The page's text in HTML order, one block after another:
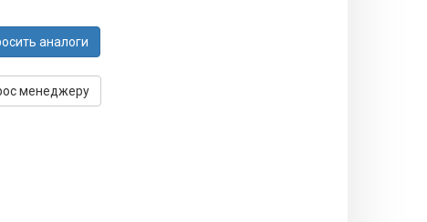
аналоги
менеджеру